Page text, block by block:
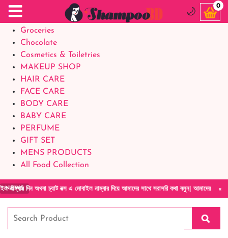
Food Supplements
Baby Foods
Groceries
Chocolate
Cosmetics & Toiletries
MAKEUP SHOP
HAIR CARE
FACE CARE
BODY CARE
BABY CARE
PERFUME
GIFT SET
MENS PRODUCTS
All Food Collection
×
NEWSচ্যাট বক্স এ মোবাইল নাম্বার দিয়ে আমাদের সাথে সরাসরি কথা বলুন| আমাদের যেকোনো পণ্য
🌙
0